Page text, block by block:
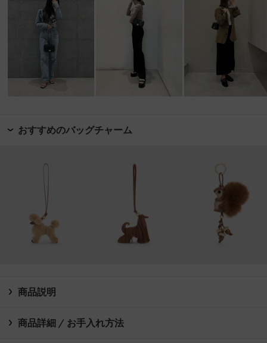
おすすめのバッグチャーム
商品説明
商品詳細 / お手入れ方法